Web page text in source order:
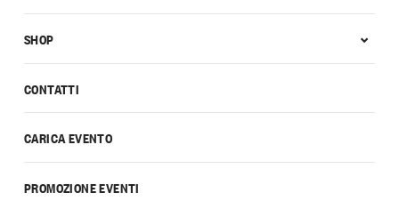
CONTATTI
CARICA EVENTO
PROMOZIONE EVENTI
SHOP